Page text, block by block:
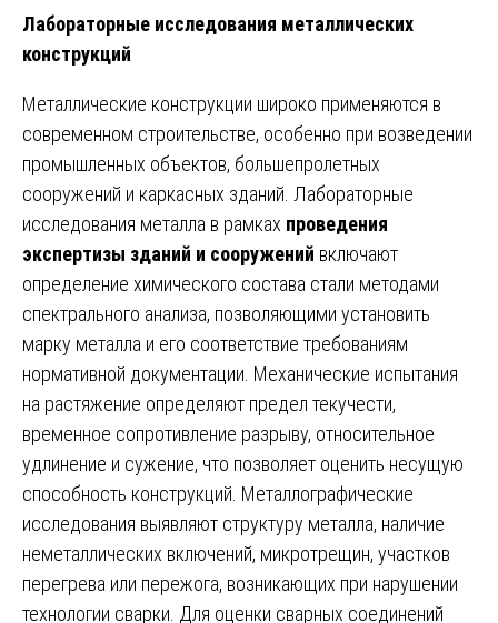
Лабораторные исследования металлических
конструкций
Металлические конструкции широко применяются в
современном строительстве, особенно при возведении
промышленных объектов, большепролетных
сооружений и каркасных зданий. Лабораторные
исследования металла в рамках проведения
экспертизы зданий и сооружений включают
определение химического состава стали методами
спектрального анализа, позволяющими установить
марку металла и его соответствие требованиям
нормативной документации. Механические испытания
на растяжение определяют предел текучести,
временное сопротивление разрыву, относительное
удлинение и сужение, что позволяет оценить несущую
способность конструкций. Металлографические
исследования выявляют структуру металла, наличие
неметаллических включений, микротрещин, участков
перегрева или пережога, возникающих при нарушении
технологии сварки. Для оценки сварных соединений